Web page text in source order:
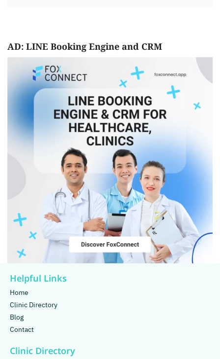
AD: LINE Booking Engine and CRM
Helpful Links
Home
Clinic Directory
Blog
Contact
Clinic Directory